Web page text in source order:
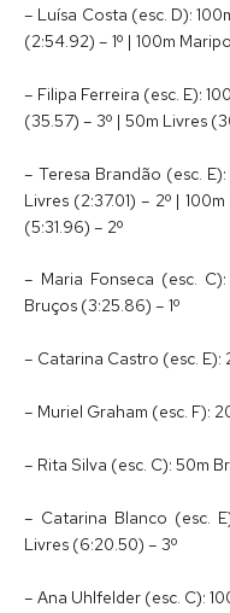
– Luísa Costa (esc. D):
(2:54.92) – 1º | 100m
– Filipa Ferreira (esc. E):
(35.57) – 3º | 50m Livres
– Teresa Brandão (esc.
Livres (2:37.01) – 2º |
(5:31.96) – 2º
– Maria Fonseca (esc.
Bruços (3:25.86) – 1º
– Catarina Castro (esc. E):
– Muriel Graham (esc. F):
– Rita Silva (esc. C): 50m
– Catarina Blanco (esc.
Livres (6:20.50) – 3º
– Ana Uhlfelder (esc. C):